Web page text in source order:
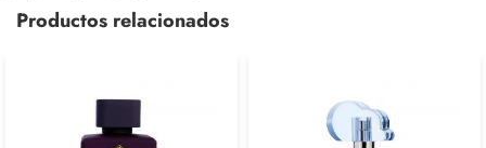
Productos relacionados